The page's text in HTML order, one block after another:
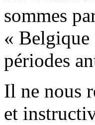
sommes
« Belgique
périodes
Il ne nous
et